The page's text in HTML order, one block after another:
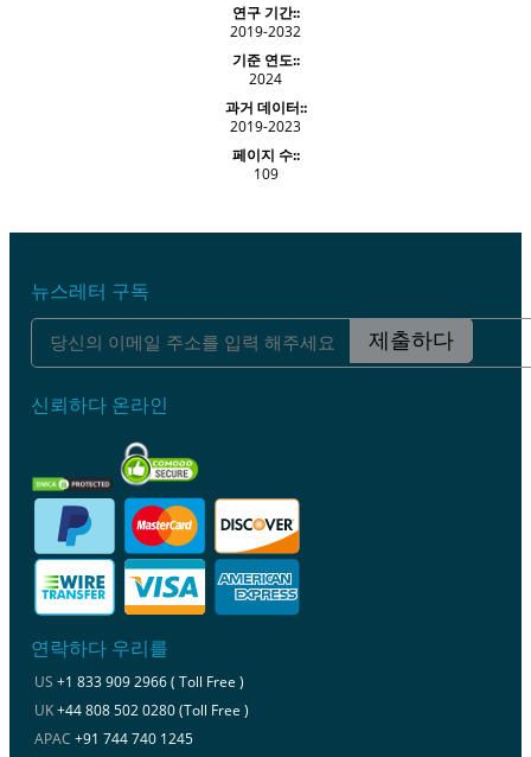
연구 기간::
2019-2032
기준 연도::
2024
과거 데이터::
2019-2023
페이지 수::
109
뉴스레터 구독
제출하다
신뢰하다 온라인
연락하다 우리를
US +1 833 909 2966 ( Toll Free )
UK+44 808 502 0280 (Toll Free )
APAC +91 744 740 1245